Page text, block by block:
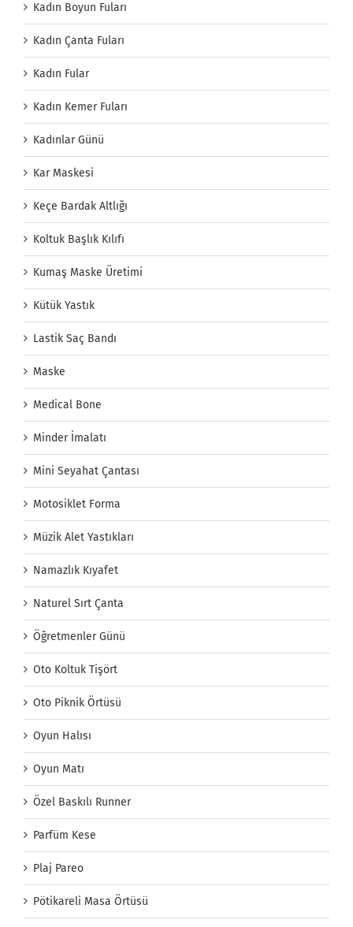
Kadın Boyun Fuları
Kadın Çanta Fuları
Kadın Fular
Kadın Kemer Fuları
Kadınlar Günü
Kar Maskesi
Keçe Bardak Altlığı
Koltuk Başlık Kılıfı
Kumaş Maske Üretimi
Kütük Yastık
Lastik Saç Bandı
Maske
Medical Bone
Minder İmalatı
Mini Seyahat Çantası
Motosiklet Forma
Müzik Alet Yastıkları
Namazlık Kıyafet
Naturel Sırt Çanta
Öğretmenler Günü
Oto Koltuk Tişört
Oto Piknik Örtüsü
Oyun Halısı
Oyun Matı
Özel Baskılı Runner
Parfüm Kese
Plaj Pareo
Pötikareli Masa Örtüsü